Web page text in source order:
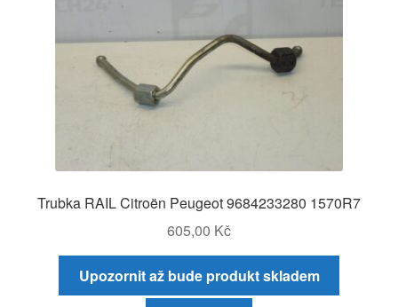
Trubka RAIL Citroën Peugeot 9684233280 1570R7
605,00 Kč
Upozornit až bude produkt skladem